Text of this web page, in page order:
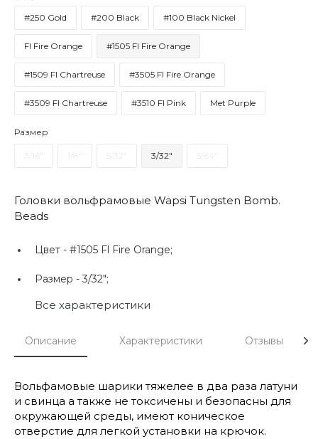
#250 Gold #200 Black #100 Black Nickel
Fl Fire Orange #1505 Fl Fire Orange
#1509 Fl Chartreuse #3505 Fl Fire Orange
#3509 Fl Chartreuse #3510 Fl Pink Met Purple
Размер
3/32"
Головки вольфрамовые Wapsi Tungsten Bomb.
Beads
Цвет - #1505 Fl Fire Orange;
Размер - 3/32";
Все характеристики
Описание Характеристики Отзывы
Вольфамовые шарики тяжелее в два раза латуни
и свинца а также не токсичены и безопасны для
окружающей среды, имеют коническое
отверстие для легкой установки на крючок.